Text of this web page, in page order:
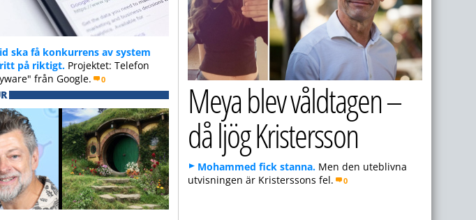
Meya blev våldtagen –
då ljög Kristersson
Mohammed fick stanna. Men den uteblivna
utvisningen är Kristerssons fel.
0
ska få konkurrens av system
på riktigt. Projektet: Telefon
från Google.
0